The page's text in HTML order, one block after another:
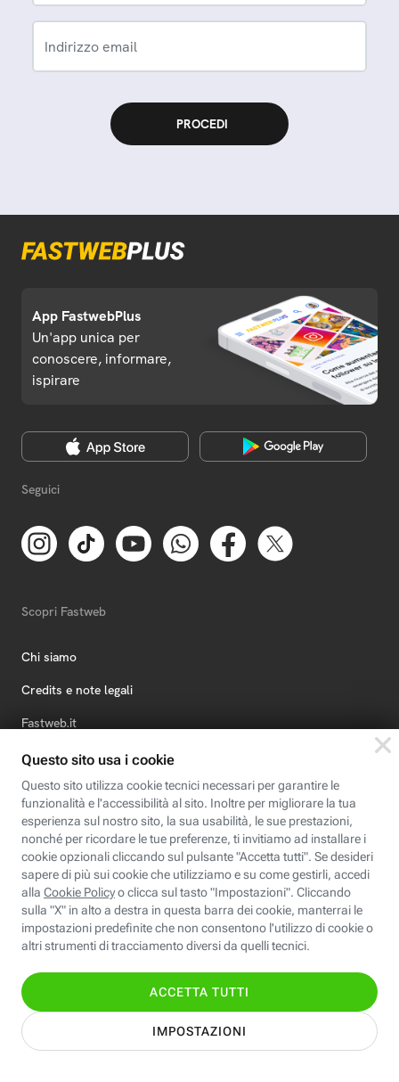
Indirizzo email
App FastwebPlus
Un'app unica per
conoscere, informare,
ispirare
Seguici
Scopri Fastweb
Chi siamo
Credits e note legali
Fastweb.it
Formazione
Fastweb Digital Academy
STEP FuturAbility District
Insieme, siamo futuro
© Fastweb SpA 2026 - P.IVA 12878470157
Informativa
Modifica